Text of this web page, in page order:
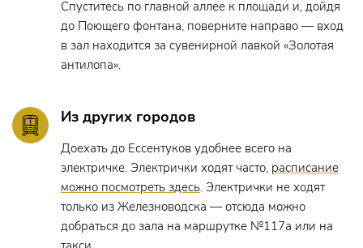
Спуститесь по главной аллее к площади и, дойдя
до Поющего фонтана, поверните направо — вход
в зал находится за сувенирной лавкой «Золотая
антилопа».
Из других городов
Доехать до Ессентуков удобнее всего на
электричке. Электрички ходят часто, расписание
можно посмотреть здесь. Электрички не ходят
только из Железноводска — отсюда можно
добраться до зала на маршрутке №117а или на